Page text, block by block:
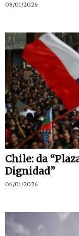
08/01/2026
Chile: da
Dignidad”
06/01/2026